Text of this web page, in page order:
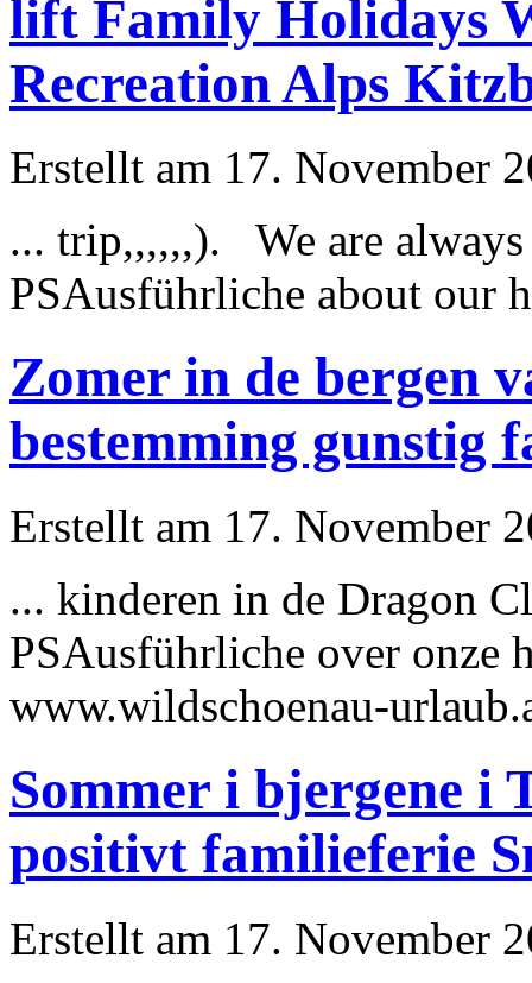
lift Family Holidays
Recreation Alps
Erstellt am 17. November
... trip,,,,,,). We are
PSAusführliche about our
Zomer in de bergen
bestemming gunstig
Erstellt am 17. November
... kinderen in de Dragon
PSAusführliche over onze
www.wildschoenau-
Sommer i bjergene i
positivt familieferie
Erstellt am 17. November